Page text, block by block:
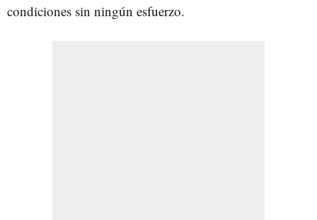
condiciones sin ningún esfuerzo.